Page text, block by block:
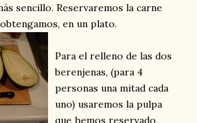
sencillo. Reservaremos la carne
en un plato.
Para el relleno de las dos
berenjenas, (para 4
personas una mitad cada
uno) usaremos la pulpa
que hemos reservado,